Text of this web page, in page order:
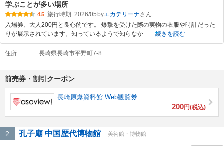
学ぶことが多い場所
4.5 旅行時期: 2026/05 byエカテリーナ
入場券、大人200円と良心的です。 爆撃を受けた際の実物の衣服や時計だった
りが展示されています。知っているようで知らなか
続きを読む
住所 長崎県長崎市平野町7-8
前売券・割引クーポン
長崎原爆資料館 Web観覧券
200円(税込)
2 孔子廟 中国歴代博物館 美術館・博物館